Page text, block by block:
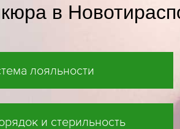
в
лояльности
и стерильность